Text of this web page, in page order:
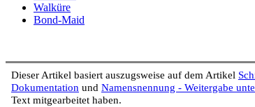
Walküre
Bond-Maid
Dieser Artikel basiert auszugsweise auf dem Artikel
Dokumentation und Namensnennung - Weitergabe
Text mitgearbeitet haben.